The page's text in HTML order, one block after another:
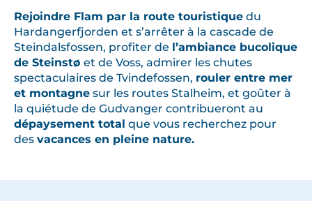
-
t
r
i
p
à
t
r
a
e
Rejoindre Flam par la route touristique du
Hardangerfjorden et s’arrêter à la cascade de
Steindalsfossen, profiter de l’ambiance bucolique
de Steinstø et de Voss, admirer les chutes
spectaculaires de Tvindefossen, rouler entre mer
et montagne sur les routes Stalheim, et goûter à
la quiétude de Gudvanger contribueront au
dépaysement total que vous recherchez pour
des vacances en pleine nature.